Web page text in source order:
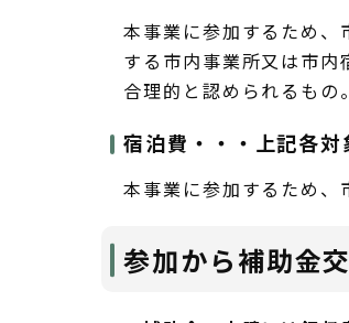
本事業に参加するため
する市内事業所又は市
合理的と認められるもの。
宿泊費・・・上記各
本事業に参加するため、
参加から補助金